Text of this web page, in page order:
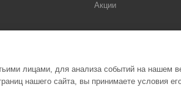
Акции
Все права защищены
лицами, для анализа событий на нашем
нашего сайта, вы принимаете условия